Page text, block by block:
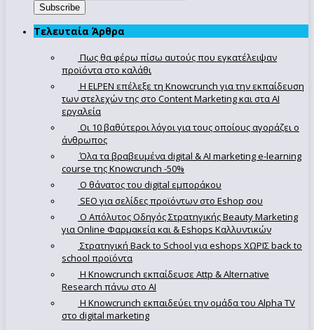
Τελευταία Άρθρα
Πως θα φέρω πίσω αυτούς που εγκατέλειψαν
προϊόντα στο καλάθι
Η ELPEN επέλεξε τη Knowcrunch για την εκπαίδευση
των στελεχών της στο Content Marketing και στα AI
εργαλεία
Οι 10 βαθύτεροι λόγοι για τους οποίους αγοράζει ο
άνθρωπος
Όλα τα βραβευμένα digital & AI marketing e-learning
course της Knowcrunch -50%
Ο θάνατος του digital εμποράκου
SEO για σελίδες προϊόντων στο Eshop σου
Ο Απόλυτoς Οδηγός Στρατηγικής Beauty Marketing
για Online Φαρμακεία και & Eshops Καλλυντικών
Στρατηγική Back to School για eshops ΧΩΡΙΣ back to
school προϊόντα
Η Knowcrunch εκπαίδευσε Attp & Alternative
Research πάνω στο ΑΙ
Η Knowcrunch εκπαιδεύει την ομάδα του Alpha TV
στο digital marketing